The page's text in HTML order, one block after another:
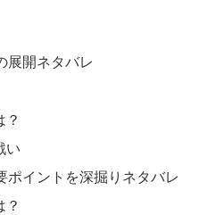
展開ネタバレ
い
ポイントを深掘りネタバレ